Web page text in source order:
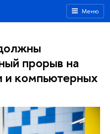
Меню
прорыв на
и компьютерных